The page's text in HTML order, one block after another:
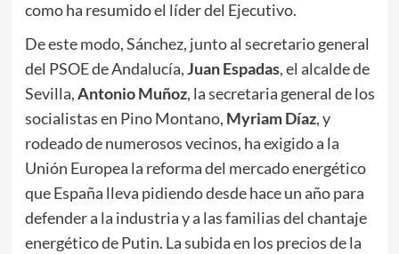
como ha resumido el líder del Ejecutivo.
De este modo, Sánchez, junto al secretario general
del PSOE de Andalucía,Juan Espadas, el alcalde de
Sevilla,Antonio Muñoz, la secretaria general de los
socialistas en Pino Montano, Myriam Díaz, y
rodeado de numerosos vecinos, ha exigido a la
Unión Europea la reforma del mercado energético
que España lleva pidiendo desde hace un año para
defender a la industria y a las familias del chantaje
energético de Putin. La subida en los precios de la